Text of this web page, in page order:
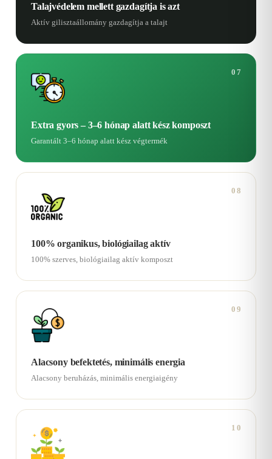
Talajvédelem mellett gazdagítja is azt
Aktív gilisztaállomány gazdagítja a talajt
07
Extra gyors – 3–6 hónap alatt kész komposzt
Garantált 3–6 hónap alatt kész végtermék
08
100% organikus, biológiailag aktív
100% szerves, biológiailag aktív komposzt
09
Alacsony befektetés, minimális energia
Alacsony beruházás, minimális energiaigény
10